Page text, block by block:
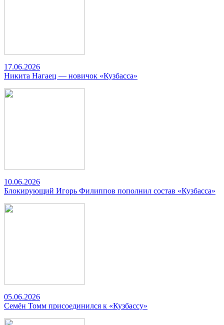
17.06.2026
Никита Нагаец — новичок «Кузбасса»
10.06.2026
Блокирующий Игорь Филиппов пополнил состав «Кузбасса»
05.06.2026
Семён Томм присоединился к «Кузбассу»